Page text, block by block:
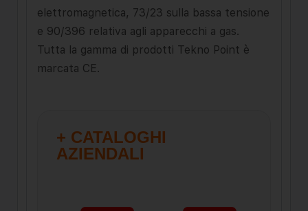
elettromagnetica, 73/23 sulla bassa tensione
e 90/396 relativa agli apparecchi a gas.
Tutta la gamma di prodotti Tekno Point è
marcata CE.
+ CATALOGHI
AZIENDALI